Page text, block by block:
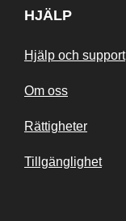
HJÄLP
Hjälp och support
Om oss
Rättigheter
Tillgänglighet